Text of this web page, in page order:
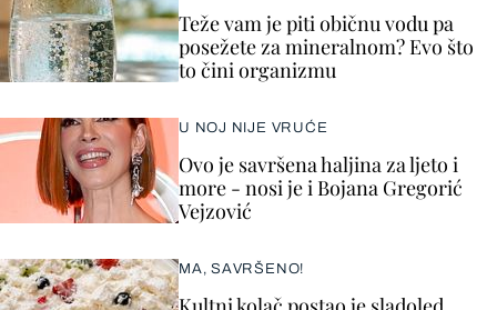
Teže vam je piti običnu vodu pa
posežete za mineralnom? Evo što
to čini organizmu
U NOJ NIJE VRUĆE
Ovo je savršena haljina za ljeto i
more - nosi je i Bojana Gregorić
Vejzović
MA, SAVRŠENO!